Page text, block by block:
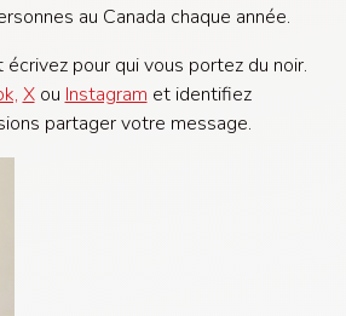
au Canada chaque année.
écrivez pour qui vous portez du noir.
X ou Instagram et identifiez
partager votre message.